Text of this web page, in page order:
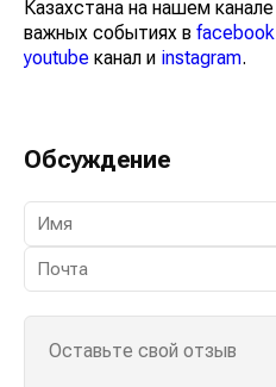
Казахстана на нашем канале
важных событиях в facebook
youtube канал и instagram.
Обсуждение